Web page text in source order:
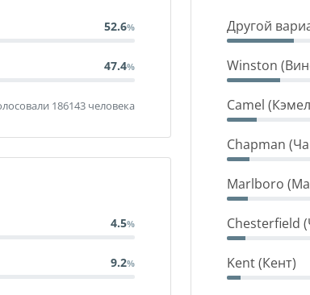
52.6
47.4
186143 человека
4.5
9.2
Другой
Winston
Camel
Chapman
Marlboro
Chesterfield
Kent (Кент)